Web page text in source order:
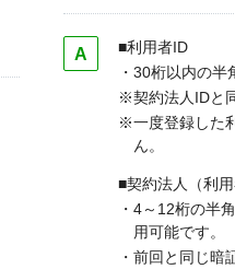
■利用者ID
・30桁以内の
※契約法人IDと
※一度登録した
ん。
■契約法人（利
・4～12桁の半
用可能です。
・前回と同じ暗